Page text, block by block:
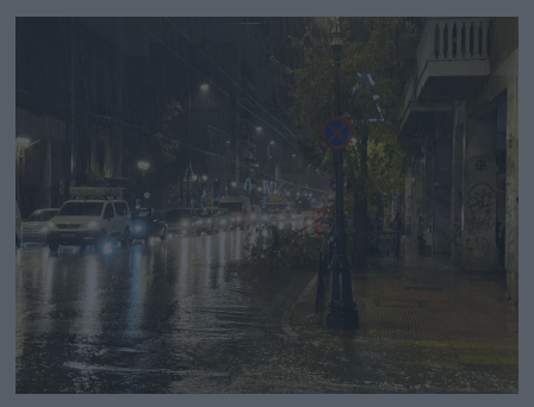
ΨΗΦΙΑΚΟΣ ΚΟΣΜΟΣ
ΟΙΚΟΝΟΜΙΑ - ΕΠΙΧΕΙΡΗΣΕΙΣ
MY PROPERTY
ΚΑΡΑΜΠΟΛΕΣ
ΟΡΟΙ ΧΡΗΣΗΣ
ΕΠΙΚΟΙΝΩΝΙΑ